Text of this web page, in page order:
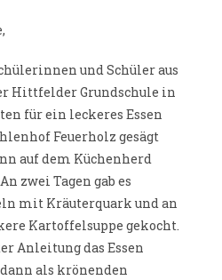
und Schüler aus
Hittfelder Grundschule in
für ein leckeres Essen
Feuerholz gesägt
auf dem Küchenherd
zwei Tagen gab es
mit Kräuterquark und an
Kartoffelsuppe gekocht.
Anleitung das Essen
als krönenden